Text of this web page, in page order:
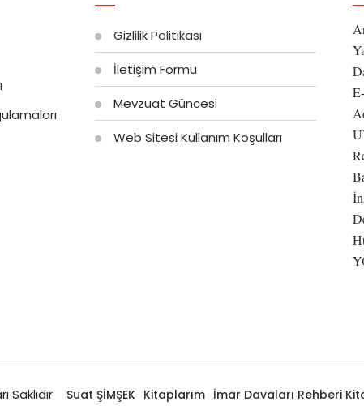
Gizlilik Politikası
İletişim Formu
Mevzuat Güncesi
Web Sitesi Kullanım Koşulları
Saklıdır Suat ŞİMŞEK Kitaplarım İmar Davaları Rehberi